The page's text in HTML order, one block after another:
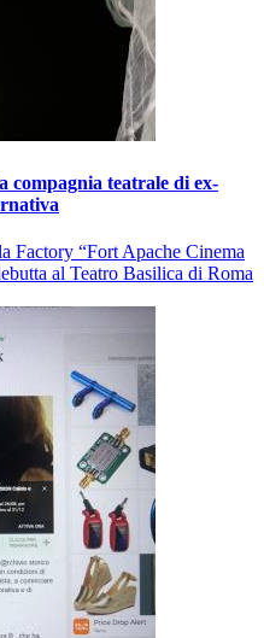
compagnia teatrale di ex-
Factory “Fort Apache Cinema
al Teatro Basilica di Roma